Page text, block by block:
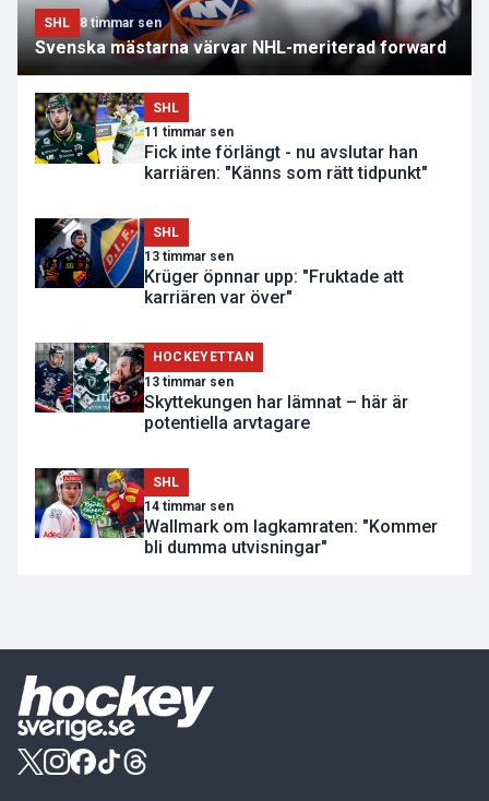
SHL 8 timmar sen
Svenska mästarna värvar NHL-meriterad forward
SHL
11 timmar sen
Fick inte förlängt - nu avslutar han
karriären: "Känns som rätt tidpunkt"
SHL
13 timmar sen
Krüger öpnnar upp: "Fruktade att
karriären var över"
HOCKEYETTAN
13 timmar sen
Skyttekungen har lämnat – här är
potentiella arvtagare
SHL
14 timmar sen
Wallmark om lagkamraten: "Kommer
bli dumma utvisningar"